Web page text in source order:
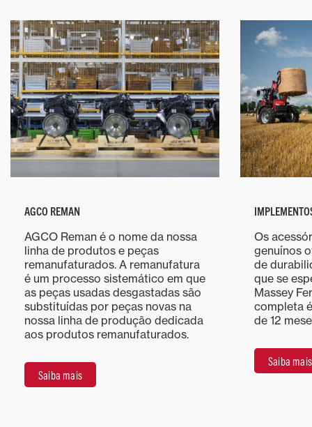
AGCO REMAN
AGCO Reman é o nome da nossa
linha de produtos e peças
remanufaturados. A remanufatura
é um processo sistemático em que
as peças usadas desgastadas são
substituídas por peças novas na
nossa linha de produção dedicada
aos produtos remanufaturados.
Saiba mais
Os
genuínos
de
que se
Massey
completa
de 12
Saiba mais